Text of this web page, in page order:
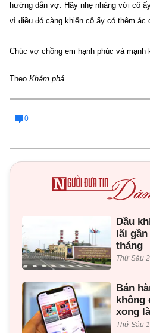
hướng dẫn vợ. Hãy nhẹ nhàng với cô
vì điều đó càng khiến cô ấy có thêm
Chúc vợ chồng em hạnh phúc và mạnh
Theo Khám phá
0
Dầu
lãi gần
tháng
Thứ Sáu
Bán
không
xong
Thứ Sáu